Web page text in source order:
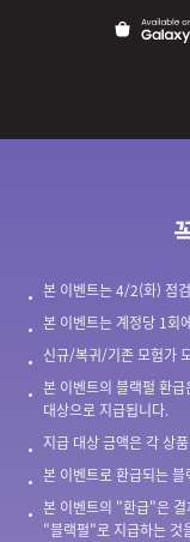
본 이벤트는 4/2(화) 점
본 이벤트는 계정당 1회
신규/복귀/기존 모험가
본 이벤트의 블랙펄 환
대상으로 지급됩니다.
지급 대상 금액은 각 상
본 이벤트로 환급되는
본 이벤트의 "환급"은 결
"블랙펄"로 지급하는 것